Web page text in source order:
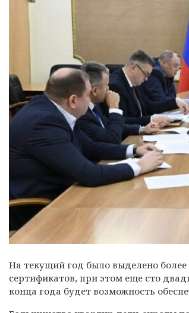
На текущий год было выделено
сертификатов, при этом еще сто
конца года будет возможность